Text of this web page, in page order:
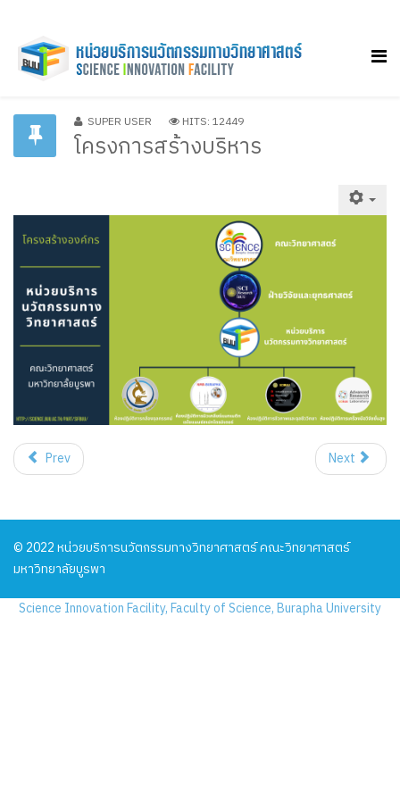
SUPER USER HITS: 12449
โครงการสร้างบริหาร
Prev Next
© 2022 หน่วยบริการนวัตกรรมทางวิทยาศาสตร์ คณะวิทยาศาสตร์
มหาวิทยาลัยบูรพา
Science Innovation Facility, Faculty of Science, Burapha University